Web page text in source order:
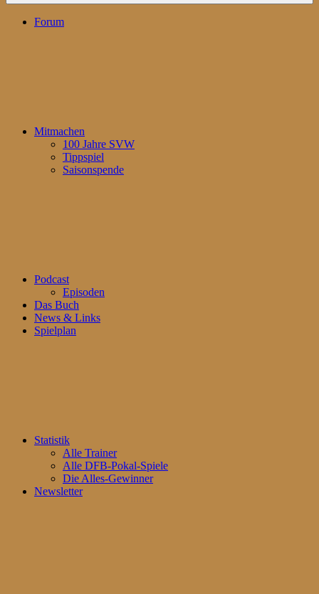
Forum
Mitmachen
100 Jahre SVW
Tippspiel
Saisonspende
Podcast
Episoden
Das Buch
News & Links
Spielplan
Statistik
Alle Trainer
Alle DFB-Pokal-Spiele
Die Alles-Gewinner
Newsletter